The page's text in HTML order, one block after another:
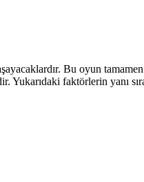
Bu oyun
Yukarıdaki faktörlerin yanı